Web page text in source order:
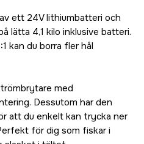
ett 24V lithiumbatteri och
lätta 4,1 kilo inklusive batteri.
kan du borra fler hål
med
Dessutom har den
att du enkelt kan trycka ner
för dig som fiskar i